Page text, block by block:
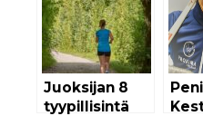
Juoksijan 8
tyypillisintä